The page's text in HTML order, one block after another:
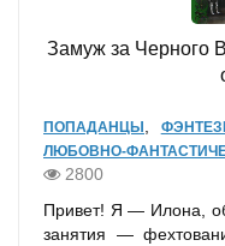
Замуж за Черного
ПОПАДАНЦЫ
ЛЮБОВНО-
2800
Привет! Я — Илона,
занятия —